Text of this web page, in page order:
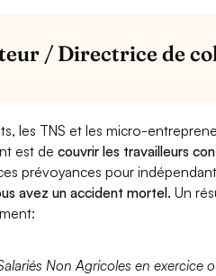
/ Directrice de
les TNS et les micro-
est decouvrir les travailleurs
prévoyances pour
avez un accident mortel. Un
Non Agricoles en exercice